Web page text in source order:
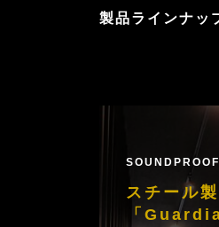
製品ラインナッ
スチール
「